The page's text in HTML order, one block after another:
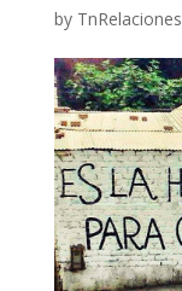
by TnRelaciones